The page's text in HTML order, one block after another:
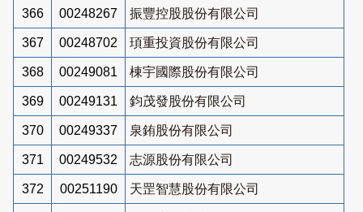
366 00248267 振豐控股股份有限公司
367 00248702 頊重投資股份有限公司
368 00249081 棟宇國際股份有限公司
369 00249131 鈞茂發股份有限公司
370 00249337 泉銪股份有限公司
371 00249532 志源股份有限公司
372 00251190 天罡智慧股份有限公司